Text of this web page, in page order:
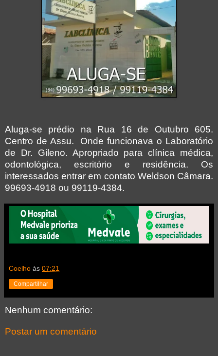
Aluga-se prédio na Rua 16 de Outubro 605.
Centro de Assu.
Onde funcionava o Laboratório
de Dr. Gileno. Apropriado para clínica médica,
odontológica, escritório e residência. Os
interessados entrar em contato Weldson Câmara.
99693-4918 ou 99119-4384.
Coelho às 07:21
Compartilhar
Nenhum comentário:
Postar um comentário